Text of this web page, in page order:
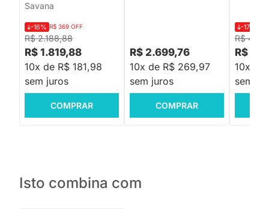
Savana
R$ 2.188,88
-16% R$ 369 OFF
R$ 1.819,88
10x de R$ 181,98
sem juros
COMPRAR
R$ 2.699,76
10x de R$ 269,97
sem juros
COMPRAR
R$
-17%
R$
10x de
sem
Isto combina com